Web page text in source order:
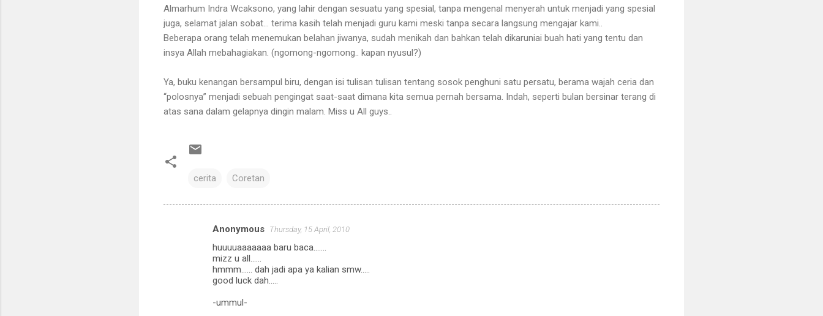
Almarhum Indra Wcaksono, yang lahir dengan sesuatu yang spesial, tanpa mengenal menyerah untuk menjadi yang spesial
juga, selamat jalan sobat… terima kasih telah menjadi guru kami meski tanpa secara langsung mengajar kami..
Beberapa orang telah menemukan belahan jiwanya, sudah menikah dan bahkan telah dikaruniai buah hati yang tentu dan
insya Allah mebahagiakan. (ngomong-ngomong.. kapan nyusul?)
Ya, buku kenangan bersampul biru, dengan isi tulisan tulisan tentang sosok penghuni satu persatu, berama wajah ceria dan
“polosnya” menjadi sebuah pengingat saat-saat dimana kita semua pernah bersama. Indah, seperti bulan bersinar terang di
atas sana dalam gelapnya dingin malam. Miss u All guys..
cerita Coretan
Anonymous Thursday, 15 April, 2010
huuuuaaaaaaa baru baca.......
mizz u all......
hmmm...... dah jadi apa ya kalian smw.....
good luck dah.....
-ummul-